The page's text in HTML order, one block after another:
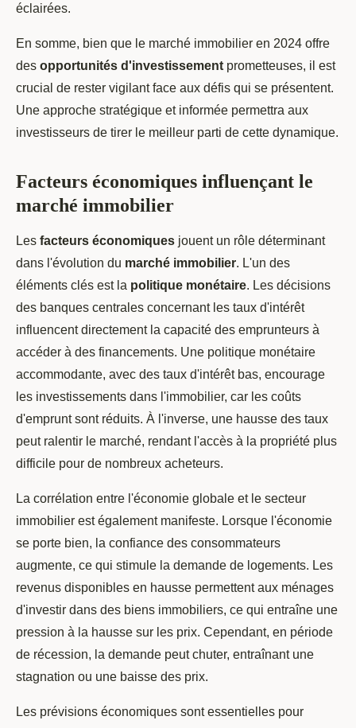
éclairées.
En somme, bien que le marché immobilier en 2024 offre
des opportunités d'investissement prometteuses, il est
crucial de rester vigilant face aux défis qui se présentent.
Une approche stratégique et informée permettra aux
investisseurs de tirer le meilleur parti de cette dynamique.
Facteurs économiques influençant le
marché immobilier
Les facteurs économiques jouent un rôle déterminant
dans l'évolution du marché immobilier. L'un des
éléments clés est la politique monétaire. Les décisions
des banques centrales concernant les taux d'intérêt
influencent directement la capacité des emprunteurs à
accéder à des financements. Une politique monétaire
accommodante, avec des taux d'intérêt bas, encourage
les investissements dans l'immobilier, car les coûts
d'emprunt sont réduits. À l'inverse, une hausse des taux
peut ralentir le marché, rendant l'accès à la propriété plus
difficile pour de nombreux acheteurs.
La corrélation entre l'économie globale et le secteur
immobilier est également manifeste. Lorsque l'économie
se porte bien, la confiance des consommateurs
augmente, ce qui stimule la demande de logements. Les
revenus disponibles en hausse permettent aux ménages
d'investir dans des biens immobiliers, ce qui entraîne une
pression à la hausse sur les prix. Cependant, en période
de récession, la demande peut chuter, entraînant une
stagnation ou une baisse des prix.
Les prévisions économiques sont essentielles pour